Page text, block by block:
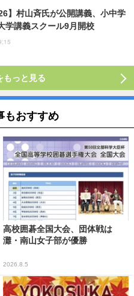
】村山斉氏が公開講義、小中学
学講義スクール9月開校
もっと見る
もおすすめ
高校囲碁全国大会、団体戦は
灘・南山女子部が優勝
2026.8.5